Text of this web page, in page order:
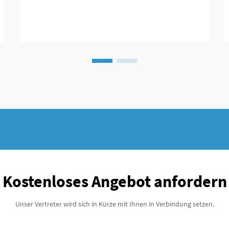
Kostenloses Angebot anfordern
Unser Vertreter wird sich in Kürze mit Ihnen in Verbindung setzen.